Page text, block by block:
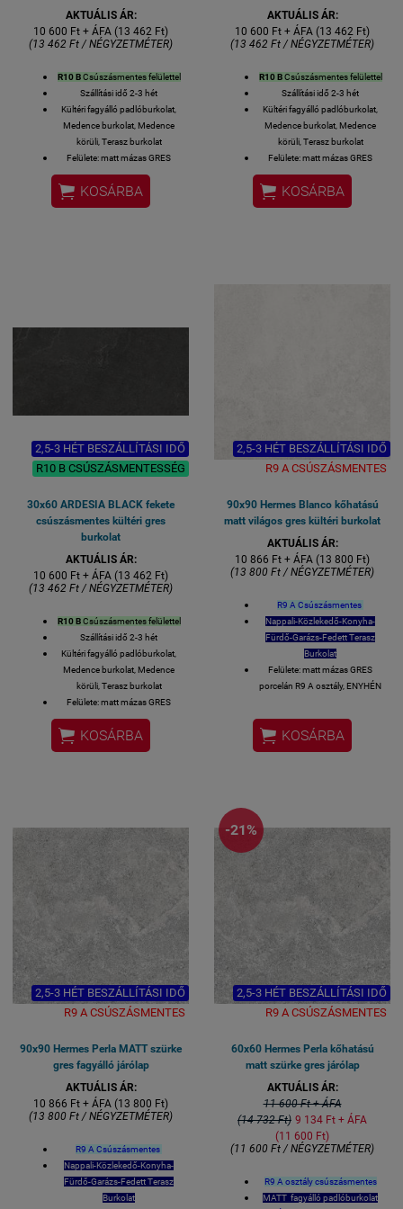
AKTUÁLIS ÁR:
10 600 Ft + ÁFA (13 462 Ft)
(13 462 Ft / NÉGYZETMÉTER)
R10 BCsúszásmentes felülettel
Szállítási idő 2-3 hét
Kültéri fagyálló padlóburkolat,
Medence burkolat, Medence
körüli, Terasz burkolat
Felülete: matt mázas GRES
porcelán R10 B csúszásmentes
Lézer-vágott azaz rektifikált
oldalélek
 KOSÁRBA
AKTUÁLIS ÁR:
10 600 Ft + ÁFA (13 462 Ft)
(13 462 Ft / NÉGYZETMÉTER)
R10 BCsúszásmentes felülettel
Szállítási idő 2-3 hét
Kültéri fagyálló padlóburkolat,
Medence burkolat, Medence
körüli, Terasz burkolat
Felülete: matt mázas GRES
porcelán R10 B csúszásmentes
Lézer-vágott azaz rektifikált
oldalélek
 KOSÁRBA
2,5-3 HÉT BESZÁLLÍTÁSI IDŐ
R10 B CSÚSZÁSMENTESSÉG
30x60 ARDESIA BLACK fekete
csúszásmentes kültéri gres
burkolat
AKTUÁLIS ÁR:
10 600 Ft + ÁFA (13 462 Ft)
(13 462 Ft / NÉGYZETMÉTER)
R10 BCsúszásmentes felülettel
Szállítási idő 2-3 hét
Kültéri fagyálló padlóburkolat,
Medence burkolat, Medence
körüli, Terasz burkolat
Felülete: matt mázas GRES
porcelán R10 B csúszásmentes
Lézer-vágott azaz rektifikált
oldalélek
 KOSÁRBA
2,5-3 HÉT BESZÁLLÍTÁSI IDŐ
R9 A CSÚSZÁSMENTES
90x90 Hermes Blanco kőhatású
matt világos gres kültéri burkolat
AKTUÁLIS ÁR:
10 866 Ft + ÁFA (13 800 Ft)
(13 800 Ft / NÉGYZETMÉTER)
R9 A Csúszásmentes
Nappali-Közlekedő-Konyha-
Fürdő-Garázs-Fedett Terasz
Burkolat
Felülete: matt mázas GRES
porcelán R9 A osztály, ENYHÉN
Lézer-vágott azaz rektifikált
oldalélek
90 x90 cm lapméret
minden Greslap..
 KOSÁRBA
2,5-3 HÉT BESZÁLLÍTÁSI IDŐ
R9 A CSÚSZÁSMENTES
90x90 Hermes Perla MATT szürke
gres fagyálló járólap
AKTUÁLIS ÁR:
10 866 Ft + ÁFA (13 800 Ft)
(13 800 Ft / NÉGYZETMÉTER)
R9 A Csúszásmentes
Nappali-Közlekedő-Konyha-
Fürdő-Garázs-Fedett Terasz
Burkolat
-21%
2,5-3 HÉT BESZÁLLÍTÁSI IDŐ
R9 A CSÚSZÁSMENTES
60x60 Hermes Perla kőhatású
matt szürke gres járólap
AKTUÁLIS ÁR:
11 600 Ft + ÁFA
(14 732 Ft) 9 134 Ft + ÁFA
(11 600 Ft)
(11 600 Ft / NÉGYZETMÉTER)
R9 A osztály csúszásmentes
MATT fagyálló padlóburkolat